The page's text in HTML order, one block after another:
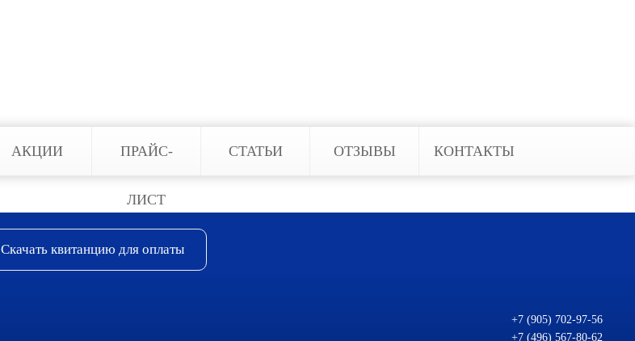
АКЦИИ ПРАЙС-
ЛИСТ
СТАТЬИ ОТЗЫВЫ КОНТАКТЫ
Скачать квитанцию для оплаты
+7 (905) 702-97-56
+7 (496) 567-80-62